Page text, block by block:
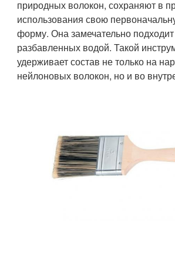
природных волокон, сохраняют в
использования свою
форму. Она замечательно подходит
разбавленных водой. Такой
удерживает состав не только на
нейлоновых волокон, но и во